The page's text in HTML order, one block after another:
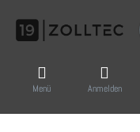
Menü Anmelden